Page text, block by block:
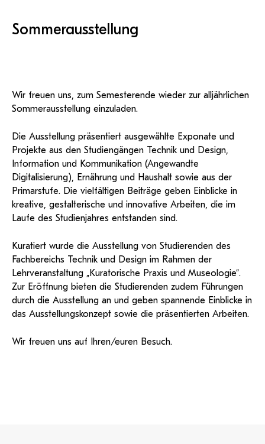
Sommerausstellung
Wir freuen uns, zum Semesterende wieder zur alljährlichen
Sommerausstellung einzuladen.
Die Ausstellung präsentiert ausgewählte Exponate und
Projekte aus den Studiengängen Technik und Design,
Information und Kommunikation (Angewandte
Digitalisierung), Ernährung und Haushalt sowie aus der
Primarstufe. Die vielfältigen Beiträge geben Einblicke in
kreative, gestalterische und innovative Arbeiten, die im
Laufe des Studienjahres entstanden sind.
Kuratiert wurde die Ausstellung von Studierenden des
Fachbereichs Technik und Design im Rahmen der
Lehrveranstaltung „Kuratorische Praxis und Museologie“.
Zur Eröffnung bieten die Studierenden zudem Führungen
durch die Ausstellung an und geben spannende Einblicke in
das Ausstellungskonzept sowie die präsentierten Arbeiten.
Wir freuen uns auf Ihren/euren Besuch.
öffentlich-rechtlicher Qualität.
Support
Anleitung
sicheren Versand großer
Dateien.
BA/MA Anträge,
Forschungsanträge, Formulare,
die persönliche Mailadresse, sondern über den oben
angegebenen Hilfebutton.
Service
Ideen und Verbesserungen Campus
Login Webredaktion